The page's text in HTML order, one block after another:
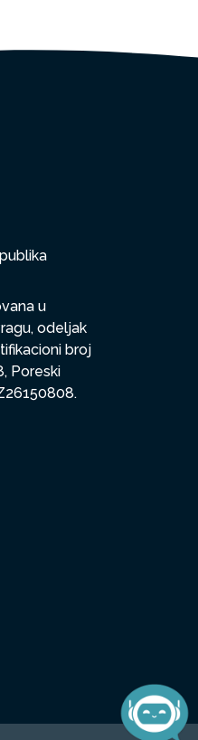
u
odeljak
broj
Poreski